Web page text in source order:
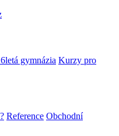
gymnázia Kurzy pro
Reference Obchodní